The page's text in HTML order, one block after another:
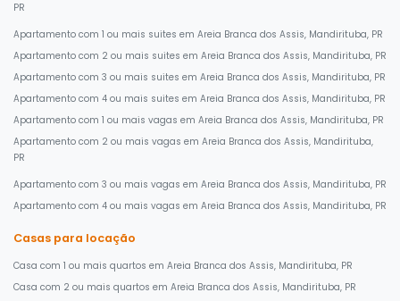
PR
Apartamento com 1 ou mais suites em Areia Branca dos Assis, Mandirituba, PR
Apartamento com 2 ou mais suites em Areia Branca dos Assis, Mandirituba, PR
Apartamento com 3 ou mais suites em Areia Branca dos Assis, Mandirituba, PR
Apartamento com 4 ou mais suites em Areia Branca dos Assis, Mandirituba, PR
Apartamento com 1 ou mais vagas em Areia Branca dos Assis, Mandirituba, PR
Apartamento com 2 ou mais vagas em Areia Branca dos Assis, Mandirituba,
PR
Apartamento com 3 ou mais vagas em Areia Branca dos Assis, Mandirituba, PR
Apartamento com 4 ou mais vagas em Areia Branca dos Assis, Mandirituba, PR
Casas para locação
Casa com 1 ou mais quartos em Areia Branca dos Assis, Mandirituba, PR
Casa com 2 ou mais quartos em Areia Branca dos Assis, Mandirituba, PR